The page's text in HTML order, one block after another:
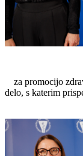
za promocijo
delo, s katerim